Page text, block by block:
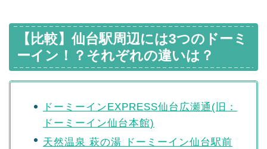
【比較】仙台駅周辺には3つのドーミ
ーイン！？それぞれの違いは？
ドーミーインEXPRESS仙台広瀬通(旧：
ドーミーイン仙台本館)
天然温泉 萩の湯 ドーミーイン仙台駅前